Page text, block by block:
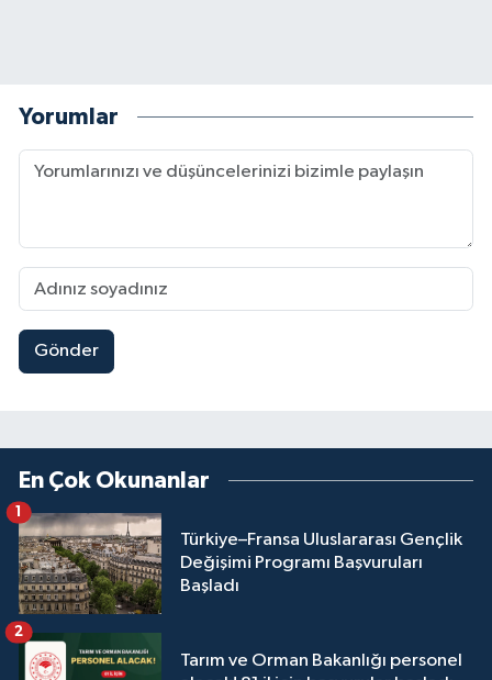
Yorumlar
Gönder
En Çok Okunanlar
Türkiye–Fransa Uluslararası Gençlik
Değişimi Programı Başvuruları
Başladı
1
Tarım ve Orman Bakanlığı personel
2